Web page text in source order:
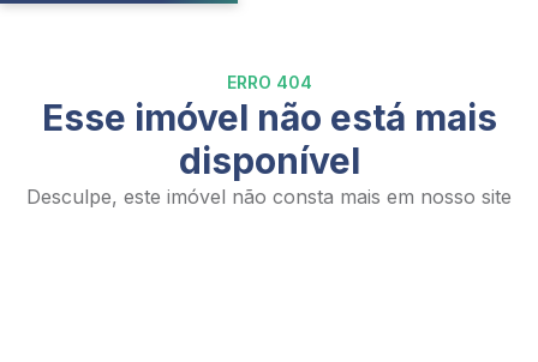
ERRO 404
Esse imóvel não está mais
disponível
Desculpe, este imóvel não consta mais em nosso site